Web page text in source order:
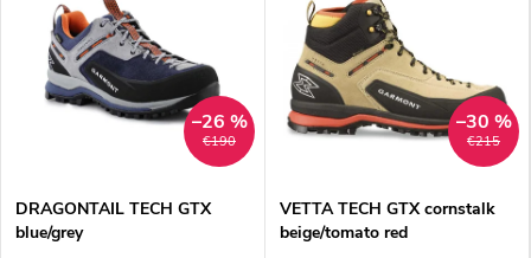
€190
–26 %
DRAGONTAIL TECH GTX
blue/grey
€215
–30 %
VETTA TECH GTX cornstalk
beige/tomato red